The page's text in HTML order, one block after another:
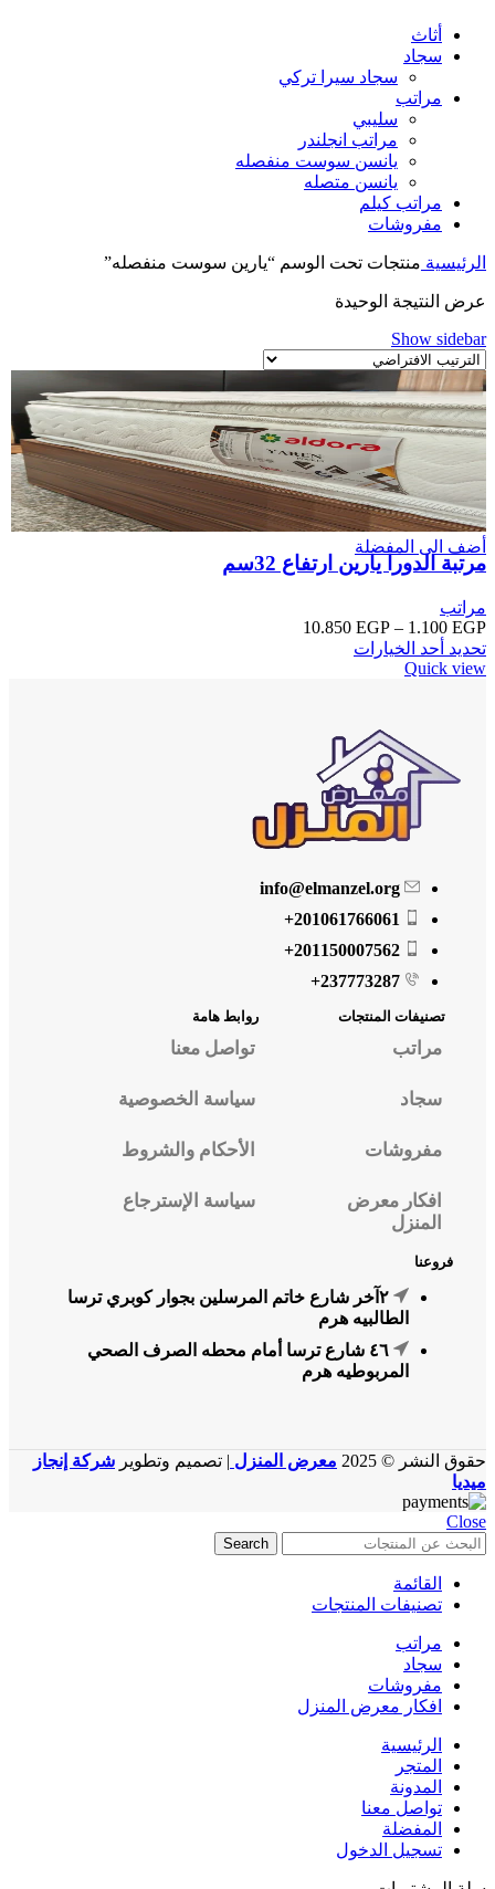
أثاث
سجاد
سجاد سيرا تركي
مراتب
سليبي
مراتب انجلندر
يانسن سوست منفصله
يانسن متصله
مراتب كيلم
مفروشات
الرئيسية منتجات تحت الوسم “يارين سوست منفصله”
عرض النتيجة الوحيدة
Show sidebar
أضف الى المفضلة
مرتبة الدورا يارين ارتفاع 32سم
مراتب
1.100 EGP
–
10.850 EGP
تحديد أحد الخيارات
Quick view
info@elmanzel.org
201061766061+
201150007562+
237773287+
تصنيفات المنتجات
مراتب
سجاد
مفروشات
افكار معرض
المنزل
روابط هامة
تواصل معنا
سياسة الخصوصية
الأحكام والشروط
سياسة الإسترجاع
فروعنا
٢آخر شارع خاتم المرسلين بجوار كوبري ترسا
الطالبيه هرم
٤٦ شارع ترسا أمام محطه الصرف الصحي
المربوطيه هرم
حقوق النشر © 2025 معرض المنزل | تصميم وتطوير شركة إنجاز
ميديا
Close
Search
القائمة
تصنيفات المنتجات
مراتب
سجاد
مفروشات
افكار معرض المنزل
الرئيسية
المتجر
المدونة
تواصل معنا
المفضلة
تسجيل الدخول